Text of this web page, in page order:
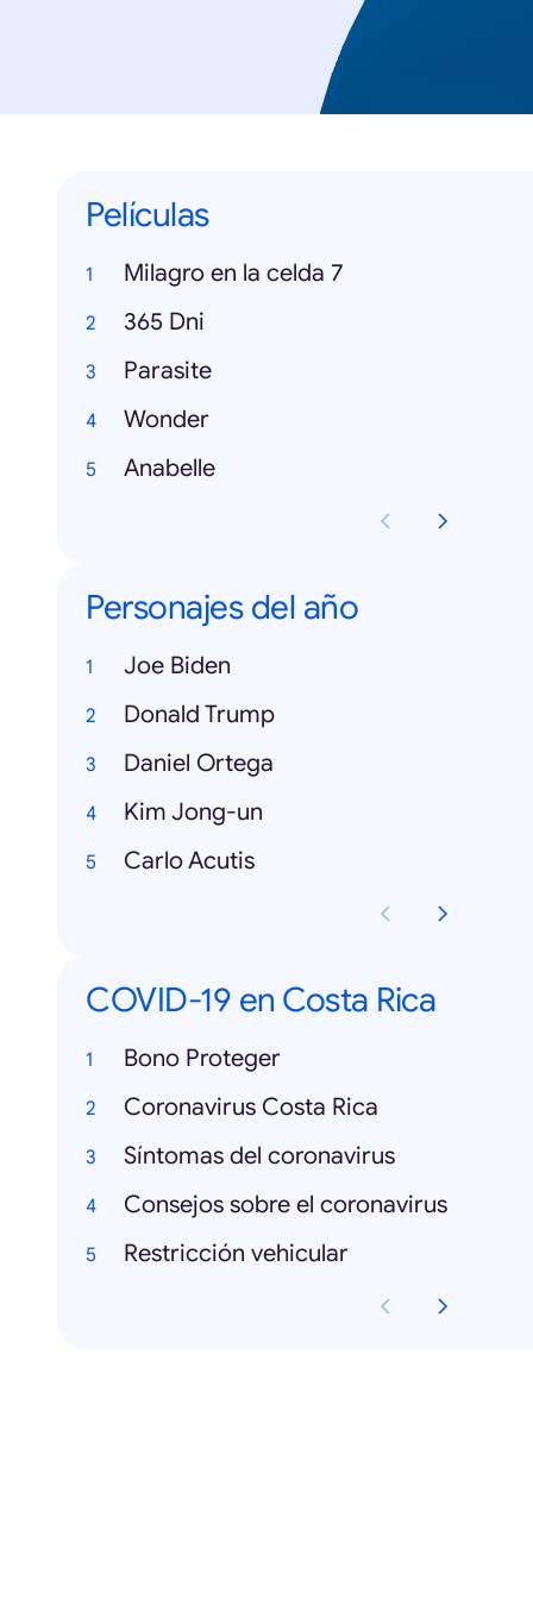
Películas
Milagro en la celda 7
365 Dni
Parasite
Wonder
Anabelle
Personajes del año
Joe Biden
Donald Trump
Daniel Ortega
Kim Jong-un
Carlo Acutis
COVID-19 en Costa Rica
Bono Proteger
Coronavirus Costa Rica
Síntomas del coronavirus
Consejos sobre el coronavirus
Restricción vehicular